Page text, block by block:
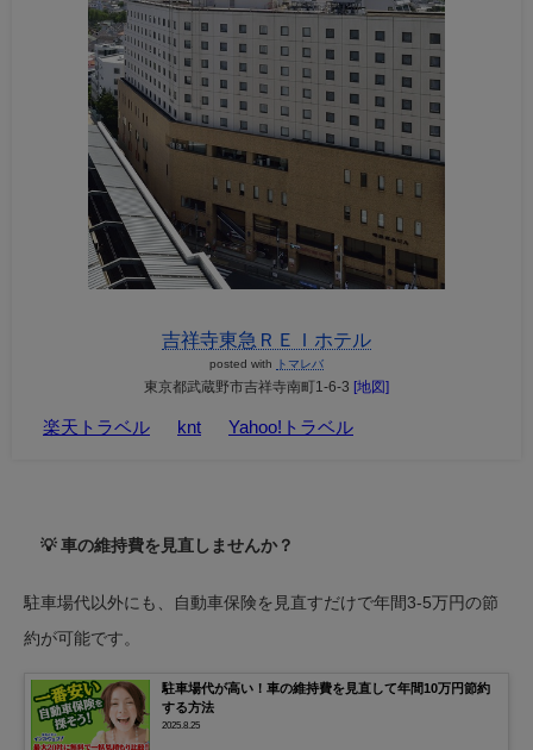
吉祥寺東急ＲＥＩホテル
posted with トマレバ
東京都武蔵野市吉祥寺南町1-6-3 [地図]
楽天トラベル knt Yahoo!トラベル
💡 車の維持費を見直しませんか？
駐車場代以外にも、自動車保険を見直すだけで年間3-5万円の節
約が可能です。
駐車場代が高い！車の維持費を見直して年間10万円節約
する方法
2025.8.25